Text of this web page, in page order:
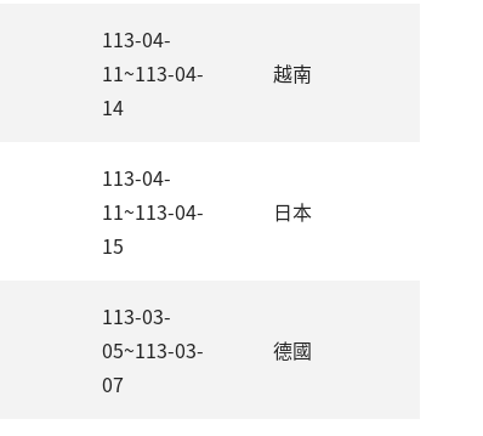
113-04-
11~113-04-
14
越南
113-04-
11~113-04-
15
日本
113-03-
05~113-03-
07
德國